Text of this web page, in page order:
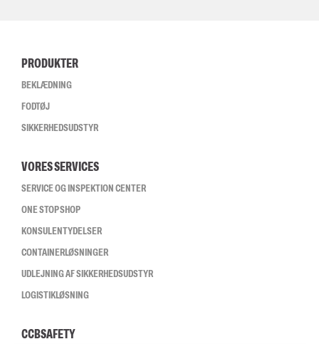
PRODUKTER
BEKLÆDNING
FODTØJ
SIKKERHEDSUDSTYR
VORES SERVICES
SERVICE OG INSPEKTION CENTER
ONE STOP SHOP
KONSULENTYDELSER
CONTAINERLØSNINGER
UDLEJNING AF SIKKERHEDSUDSTYR
LOGISTIKLØSNING
CCBSAFETY